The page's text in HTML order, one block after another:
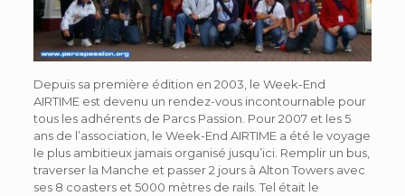
Depuis sa première édition en 2003, le Week-End
AIRTIME est devenu un rendez-vous incontournable pour
tous les adhérents de Parcs Passion. Pour 2007 et les 5
ans de l’association, le Week-End AIRTIME a été le voyage
le plus ambitieux jamais organisé jusqu’ici. Remplir un bus,
traverser la Manche et passer 2 jours à Alton Towers avec
ses 8 coasters et 5000 mètres de rails. Tel était le